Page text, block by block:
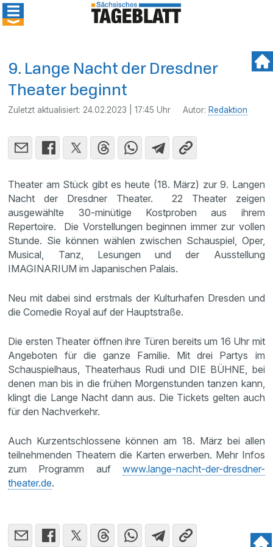
9. Lange Nacht der Dresdner
Theater beginnt
Zuletzt aktualisiert: 24.02.2023 | 17:45 Uhr Autor: Redaktion
Theater am Stück gibt es heute (18. März) zur 9. Langen
Nacht der Dresdner Theater. 22 Theater zeigen
ausgewählte 30-minütige Kostproben aus ihrem
Repertoire. Die Vorstellungen beginnen immer zur vollen
Stunde. Sie können wählen zwischen Schauspiel, Oper,
Musical, Tanz, Lesungen und der Ausstellung
IMAGINARIUM im Japanischen Palais.
Neu mit dabei sind erstmals der Kulturhafen Dresden und
die Comedie Royal auf der Hauptstraße.
Die ersten Theater öffnen ihre Türen bereits um 16 Uhr mit
Angeboten für die ganze Familie. Mit drei Partys im
Schauspielhaus, Theaterhaus Rudi und DIE BÜHNE, bei
denen man bis in die frühen Morgenstunden tanzen kann,
klingt die Lange Nacht dann aus. Die Tickets gelten auch
für den Nachverkehr.
Auch Kurzentschlossene können am 18. März bei allen
teilnehmenden Theatern die Karten erwerben. Mehr Infos
zum Programm auf www.lange-nacht-der-dresdner-
theater.de.